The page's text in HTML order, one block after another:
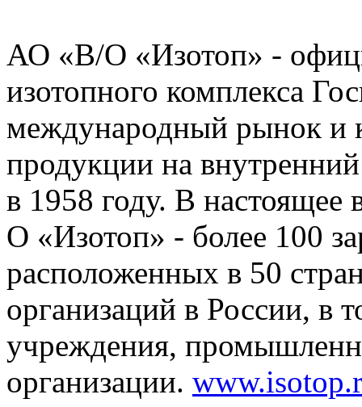
АО «В/О «Изотоп» -
изотопного комплекса
международный рынок и
продукции на
в 1958 году. В
О «Изотоп» - более 100
расположенных в 50
организаций в России, в
учреждения,
организации.